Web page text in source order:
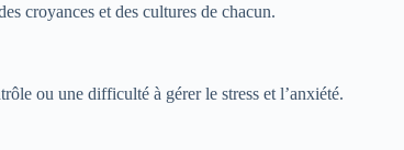
croyances et des cultures de chacun.
ou une difficulté à gérer le stress et l’anxiété.